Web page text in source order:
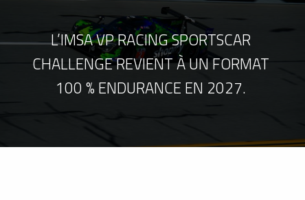
L’IMSA VP RACING SPORTSCAR
CHALLENGE REVIENT À UN FORMAT
100 % ENDURANCE EN 2027.